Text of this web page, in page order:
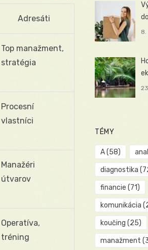
Adresáti
Top manažment,
stratégia
Procesní
vlastníci
Manažéri
útvarov
Operatíva,
tréning
8.
TÉMY
A(58)
diagnostika
financie (71)
komunikácia
koučing (25)
manažment